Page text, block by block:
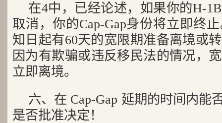
在4中，已经论述，如果你的H-
取消，你的Cap-Gap身份将立即终
知日起有60天的宽限期准备离境或
因为有欺骗或违反移民法的情况，
立即离境。
六、在 Cap-Gap 延期的时间内能
是否批准决定！